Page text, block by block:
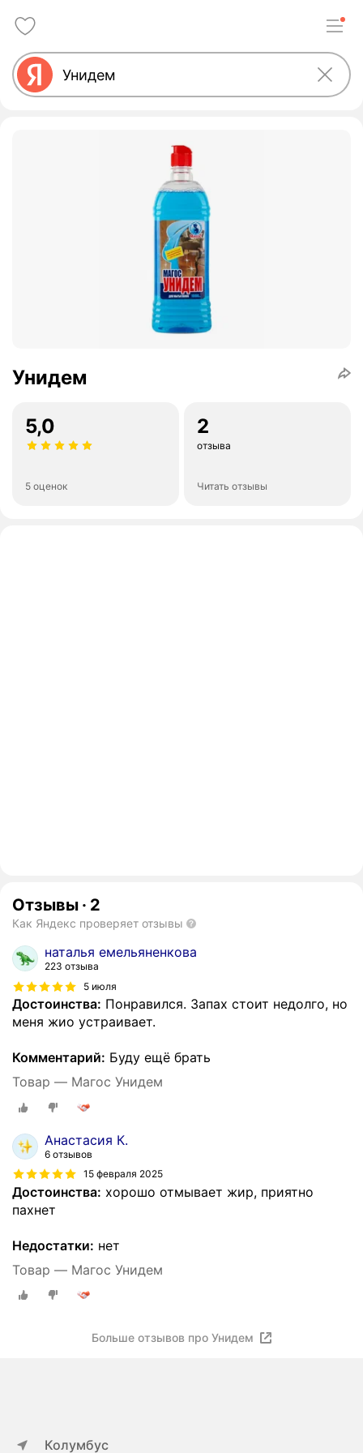
Унидем
5,0
5 оценок
2
отзыва
Читать отзывы
Отзывы · 2
Как Яндекс проверяет отзывы
наталья емельяненкова
223 отзыва
5 июля
Достоинства: Понравился. Запах стоит недолго, но
меня жио устраивает.
Комментарий: Буду ещё брать
Товар — Магос Унидем
Анастасия К.
6 отзывов
15 февраля 2025
Достоинства: хорошо отмывает жир, приятно
пахнет
Недостатки: нет
Товар — Магос Унидем
Больше отзывов про Унидем
Колумбус